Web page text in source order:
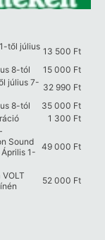
13 500 Ft
8-tól
15 000 Ft
32 990 Ft
8-tól
35 000 Ft
1 300 Ft
Sound
49 000 Ft
52 000 Ft